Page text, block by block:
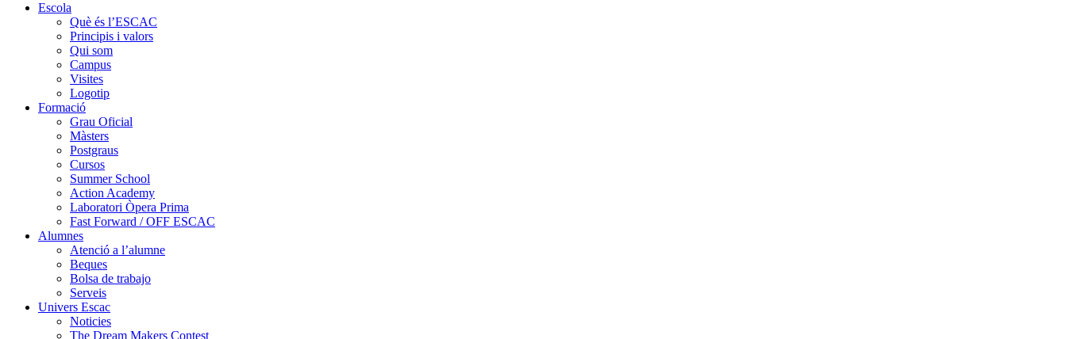
Escola
Què és l’ESCAC
Principis i valors
Qui som
Campus
Visites
Logotip
Formació
Grau Oficial
Màsters
Postgraus
Cursos
Summer School
Action Academy
Laboratori Òpera Prima
Fast Forward / OFF ESCAC
Alumnes
Atenció a l’alumne
Beques
Bolsa de trabajo
Serveis
Univers Escac
Noticies
The Dream Makers Contest